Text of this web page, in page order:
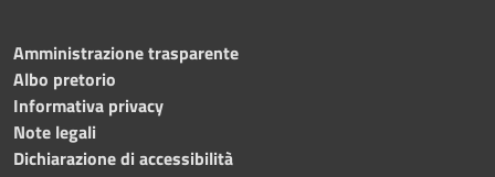
Amministrazione trasparente
Albo pretorio
Informativa privacy
Note legali
Dichiarazione di accessibilità